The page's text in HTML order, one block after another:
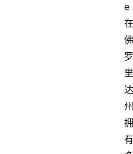
e
在
佛
罗
里
达
州
拥
有